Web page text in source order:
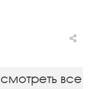
все